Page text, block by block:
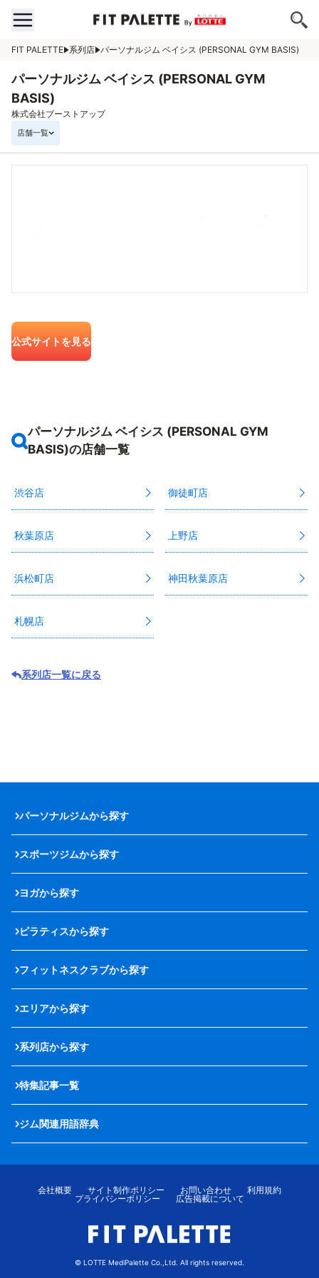
FIT PALETTE 系列店 パーソナルジム ベイシス (PERSONAL GYM BASIS)
パーソナルジム ベイシス (PERSONAL GYM
BASIS)
株式会社ブーストアップ
店舗一覧
公式サイトを見る
パーソナルジム ベイシス (PERSONAL GYM
BASIS)の店舗一覧
渋谷店 御徒町店
秋葉原店 上野店
浜松町店 神田秋葉原店
札幌店
系列店一覧に戻る
パーソナルジムから探す
スポーツジムから探す
ヨガから探す
ピラティスから探す
フィットネスクラブから探す
エリアから探す
系列店から探す
特集記事一覧
ジム関連用語辞典
会社概要 サイト制作ポリシー お問い合わせ
利用規約
プライバシーポリシー
広告掲載について
© LOTTE MediPalette Co.,Ltd. All rights reserved.